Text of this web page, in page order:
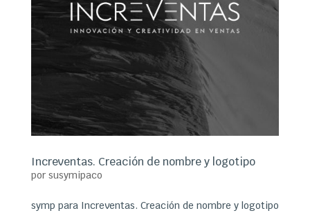
Increventas. Creación de nombre y logotipo
por susymipaco
symp para Increventas. Creación de nombre y logotipo